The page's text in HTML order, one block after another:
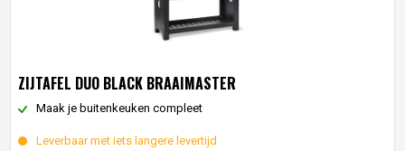
ZIJTAFEL DUO BLACK BRAAIMASTER
Maak je buitenkeuken compleet
Leverbaar met iets langere levertijd